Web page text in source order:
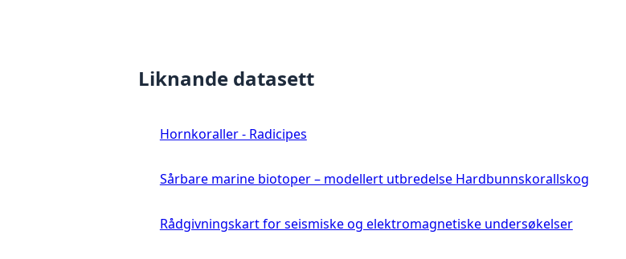
Liknande datasett
Hornkoraller - Radicipes
Sårbare marine biotoper – modellert utbredelse Hardbunnskorallskog
Rådgivningskart for seismiske og elektromagnetiske undersøkelser